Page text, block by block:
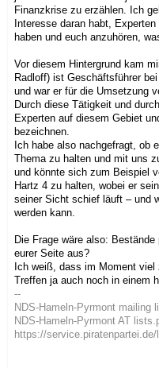
Finanzkrise zu erzählen. Ich
Interesse daran habt,
haben und euch anzuhören,
Vor diesem Hintergrund kam
Radloff) ist Geschäftsführer
und war er für die Umsetzung
Durch diese Tätigkeit und
Experten auf diesem Gebiet
bezeichnen.
Ich habe also nachgefragt, ob
Thema zu halten und mit uns
und könnte sich zum Beispiel
Hartz 4 zu halten, wobei er
seiner Sicht schief läuft – und
werden kann.
Die Frage wäre also:
eurer Seite aus?
Ich weiß, dass im Moment
Treffen ja auch noch in einem
--
NDS-Hameln-Pyrmont mailing
NDS-Hameln-Pyrmont AT
https://